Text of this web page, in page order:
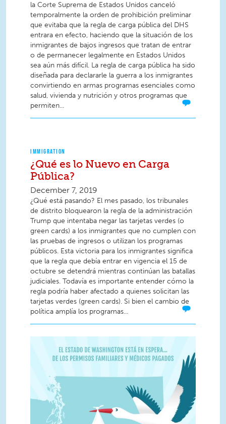
la Corte Suprema de Estados Unidos canceló
temporalmente la orden de prohibición preliminar
que evitaba que la regla de carga pública del DHS
entrara en efecto, haciendo que la situación de los
inmigrantes de bajos ingresos que tratan de entrar
o de permanecer legalmente en Estados Unidos
sea aún más difícil. La regla de carga pública ha sido
diseñada para declararle la guerra a los inmigrantes
convirtiendo en armas programas esenciales como
salud, vivienda y nutrición y otros programas que
permiten...
IMMIGRATION
¿Qué es lo Nuevo en Carga
Pública?
December 7, 2019
¿Qué está pasando? El mes pasado, los tribunales
de distrito bloquearon la regla de la administración
Trump que intentaba negar las tarjetas verdes (o
green cards) a los inmigrantes que no cumplen con
las pruebas de ingresos o utilizan los programas
públicos. Esta victoria para los inmigrantes significa
que la regla que debía entrar en vigencia el 15 de
octubre se detendrá mientras continúan las batallas
judiciales. Todavía es importante entender cómo la
regla podría haber afectado a quienes solicitan las
tarjetas verdes (green cards). Si bien el cambio de
política amplía los programas...